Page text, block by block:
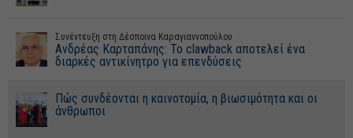
Συνέντευξη στη Δέσποινα Καραγιαννοπούλου
Ανδρέας Καρταπάνης: Το clawback αποτελεί ένα
διαρκές αντικίνητρο για επενδύσεις
Πώς συνδέονται η καινοτομία, η βιωσιμότητα και οι
άνθρωποι